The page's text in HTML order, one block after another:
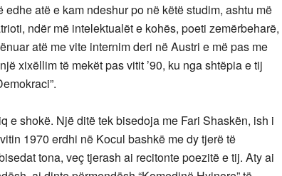
atë e kam ndeshur po në këtë studim, ashtu më
ndër më intelektualët e kohës, poeti zemërbeharë,
atë me vite internim deri në Austri e më pas me
xixëllim të mekët pas vitit ’90, ku nga shtëpia e tij
e shokë. Një ditë tek bisedoja me Fari Shaskën, ish i
1970 erdhi në Kocul bashkë me dy tjerë të
tona, veç tjerash ai recitonte poezitë e tij. Aty ai